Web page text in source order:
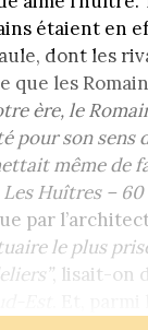
étaient en
dont les
que les
ère, le
pour son sens
même de
Les Huîtres –
par
le plus
, lisait-on